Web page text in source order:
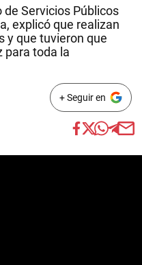
Servicios Públicos
explicó que realizan
y que tuvieron que
para toda la
+ Seguir en